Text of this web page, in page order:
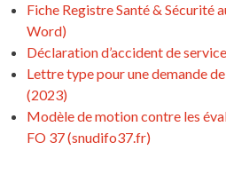
Fiche Registre Santé & Sécurité
Word)
Déclaration d’accident de
Lettre type pour une demande
(2023)
Modèle de motion contre les
FO 37 (snudifo37.fr)